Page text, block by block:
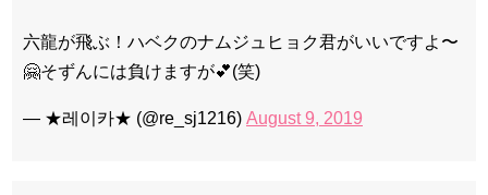
六龍が飛ぶ！ハベクのナムジュヒョク君がいいですよ〜
🤗そずんには負けますが💕(笑)
— ★레이카★ (@re_sj1216) August 9, 2019